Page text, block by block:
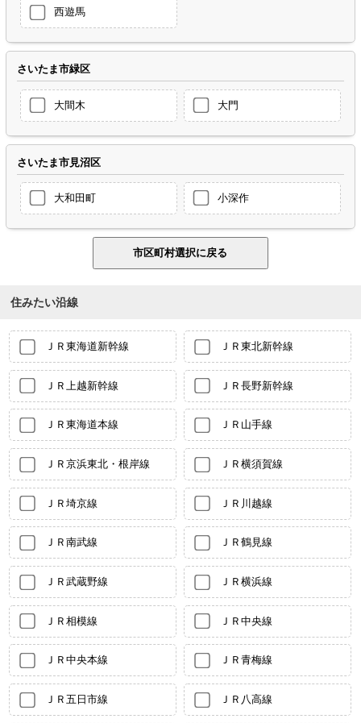
西遊馬
さいたま市緑区
大間木 大門
さいたま市見沼区
大和田町 小深作
住みたい沿線
ＪＲ東海道新幹線 ＪＲ東北新幹線
ＪＲ上越新幹線 ＪＲ長野新幹線
ＪＲ東海道本線 ＪＲ山手線
ＪＲ京浜東北・根岸線 ＪＲ横須賀線
ＪＲ埼京線 ＪＲ川越線
ＪＲ南武線 ＪＲ鶴見線
ＪＲ武蔵野線 ＪＲ横浜線
ＪＲ相模線 ＪＲ中央線
ＪＲ中央本線 ＪＲ青梅線
ＪＲ五日市線 ＪＲ八高線